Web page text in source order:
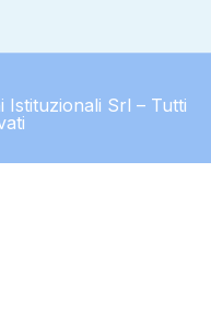
Istituzionali Srl – Tutti